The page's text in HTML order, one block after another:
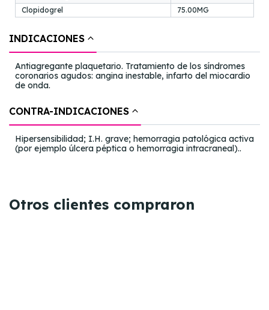
Clopidogrel
75.00MG
INDICACIONES
Antiagregante plaquetario. Tratamiento de los síndromes
coronarios agudos: angina inestable, infarto del miocardio
de onda.
CONTRA-INDICACIONES
Hipersensibilidad; I.H. grave; hemorragia patológica activa
(por ejemplo úlcera péptica o hemorragia intracraneal)..
Otros clientes compraron